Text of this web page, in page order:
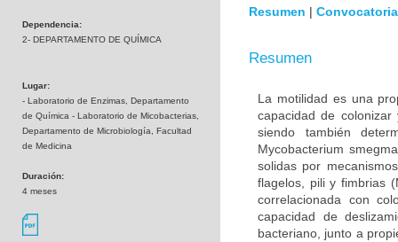
Dependencia:
2- DEPARTAMENTO DE QUÍMICA
Lugar:
- Laboratorio de Enzimas, Departamento
de Química - Laboratorio de Micobacterias,
Departamento de Microbiología, Facultad
de Medicina
Duración:
4 meses
Resumen | Convocatoria
Resumen
La motilidad es una
capacidad de
siendo también
Mycobacterium
solidas por
flagelos, pili y fimbrias
correlacionada con
capacidad de
bacteriano, junto a